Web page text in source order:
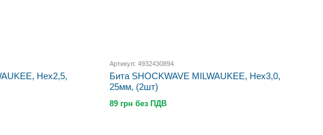
Hex2,5,
Артикул: 4932430894
Бита SHOCKWAVE MILWAUKEE, Hex3,0,
25мм, (2шт)
89 грн без ПДВ